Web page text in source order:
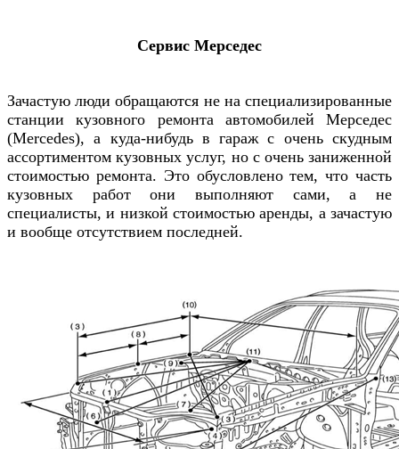
Сервис Мерседес
Зачастую люди обращаются не на специализированные
станции кузовного ремонта автомобилей Мерседес
(Mercedes), а куда-нибудь в гараж с очень скудным
ассортиментом кузовных услуг, но с очень заниженной
стоимостью ремонта. Это обусловлено тем, что часть
кузовных работ они выполняют сами, а не
специалисты, и низкой стоимостью аренды, а зачастую
и вообще отсутствием последней.